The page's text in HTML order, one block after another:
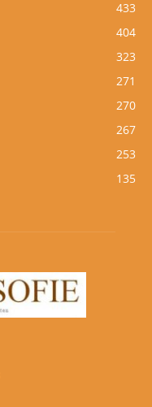
433
404
323
271
270
267
253
135